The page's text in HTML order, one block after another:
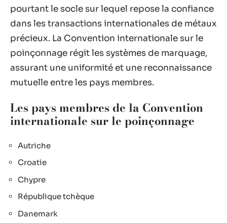
pourtant le socle sur lequel repose la confiance
dans les transactions internationales de métaux
précieux. La Convention internationale sur le
poinçonnage régit les systèmes de marquage,
assurant une uniformité et une reconnaissance
mutuelle entre les pays membres.
Les pays membres de la Convention
internationale sur le poinçonnage
Autriche
Croatie
Chypre
République tchèque
Danemark